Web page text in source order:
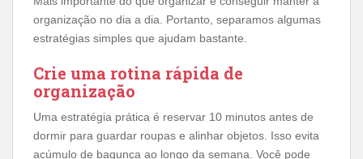
organização no dia a dia. Portanto, separamos algumas
estratégias simples que ajudam bastante.
Crie uma rotina rápida de
organização
Uma estratégia prática é reservar 10 minutos antes de
dormir para guardar roupas e alinhar objetos. Isso evita
acúmulo de bagunça ao longo da semana. Você pode